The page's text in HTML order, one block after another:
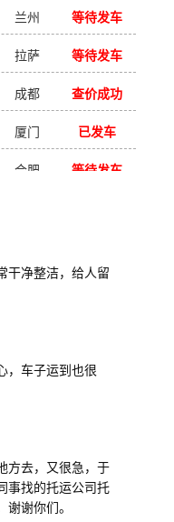
兰州 等待发车
拉萨 等待发车
成都 查价成功
厦门 已发车
合肥 等待发车
干净整洁，给人留
，车子运到也很
方去，又很急，于
事找的托运公司托
谢你们。